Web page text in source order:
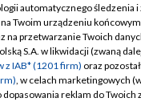
TVP
TVP
Regulamin TVP
Polityka prywatności
Moje zgody
automatycznego śledzenia i
Twoim urządzeniu
na przetwarzanie Twoich
S.A. w likwidacji (zwaną
z IAB* (1201 firm) oraz
, w celach marketingowych
reklam do Twoich